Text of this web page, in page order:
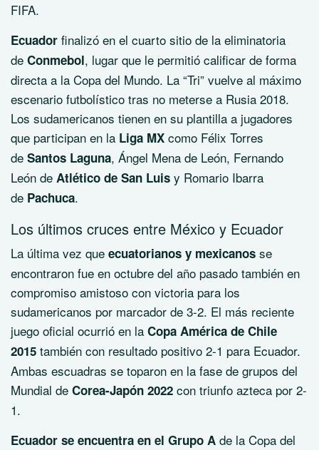
FIFA.
Ecuador finalizó en el cuarto sitio de la eliminatoria
de Conmebol, lugar que le permitió calificar de forma
directa a la Copa del Mundo. La “Tri” vuelve al máximo
escenario futbolístico tras no meterse a Rusia 2018.
Los sudamericanos tienen en su plantilla a jugadores
que participan en la Liga MX como Félix Torres
de Santos Laguna, Ángel Mena de León, Fernando
León de Atlético de San Luis y Romario Ibarra
de Pachuca.
Los últimos cruces entre México y Ecuador
La última vez que ecuatorianos y mexicanos se
encontraron fue en octubre del año pasado también en
compromiso amistoso con victoria para los
sudamericanos por marcador de 3-2. El más reciente
juego oficial ocurrió en la Copa América de Chile
2015 también con resultado positivo 2-1 para Ecuador.
Ambas escuadras se toparon en la fase de grupos del
Mundial de Corea-Japón 2022 con triunfo azteca por 2-
1.
Ecuador se encuentra en el Grupo A de la Copa del